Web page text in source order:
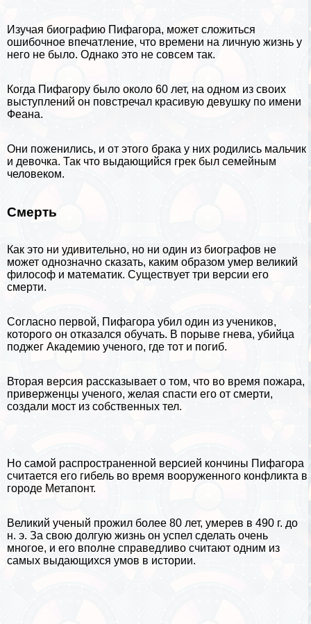
Изучая биографию Пифагора, может сложиться
ошибочное впечатление, что времени на личную жизнь у
него не было. Однако это не совсем так.
Когда Пифагору было около 60 лет, на одном из своих
выступлений он повстречал красивую дeвyшку по имени
Феана.
Они поженились, и от этого бpaка у них родились мальчик
и дeвoчка. Так что выдающийся грек был семейным
человеком.
Cмepть
Как это ни удивительно, но ни один из биографов не
может однозначно сказать, каким образом умер великий
философ и математик. Существует три версии его
cмepти.
Согласно первой, Пифагора убил один из учеников,
которого он отказался обучать. В порыве гнева, убийца
поджег Академию ученого, где тот и погиб.
Вторая версия рассказывает о том, что во время пожара,
приверженцы ученого, желая спасти его от cмepти,
создали мост из собственных тел.
Но самой распространенной версией кончины Пифагора
считается его гибель во время вооруженного конфликта в
городе Метапонт.
Великий ученый прожил более 80 лет, умерев в 490 г. до
н. э. За свою долгую жизнь он успел сделать очень
многое, и его вполне справедливо считают одним из
самых выдающихся умов в истории.